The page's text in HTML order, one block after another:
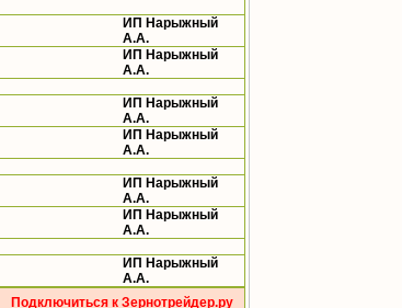
ИП Нарыжный
А.А.
ИП Нарыжный
А.А.
ИП Нарыжный
А.А.
ИП Нарыжный
А.А.
ИП Нарыжный
А.А.
ИП Нарыжный
А.А.
ИП Нарыжный
А.А.
Подключиться к Зернотрейдер.ру